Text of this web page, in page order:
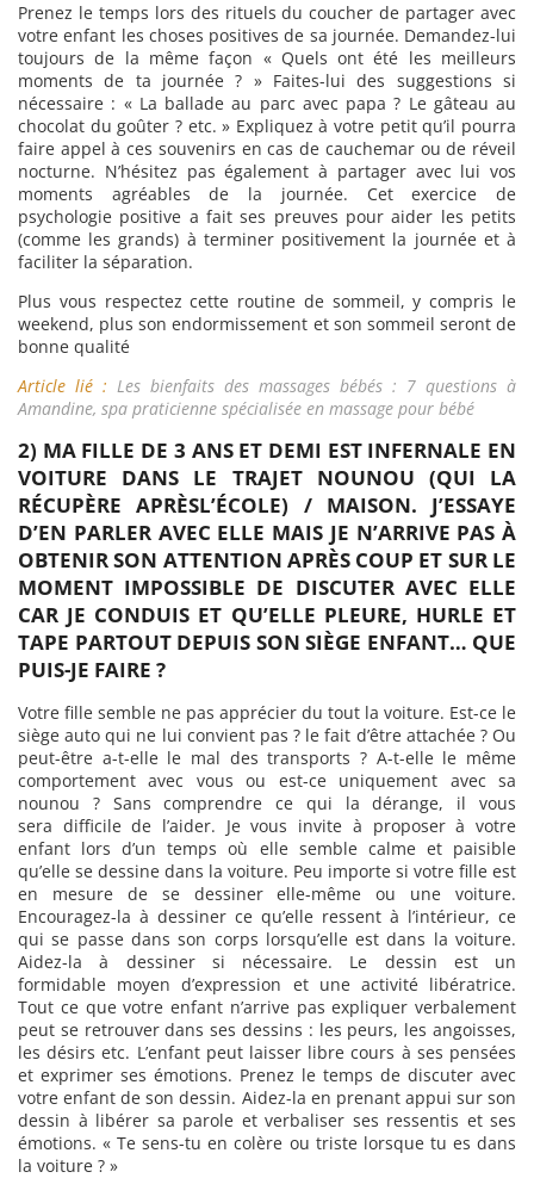
Prenez le temps lors des rituels du coucher de partager avec
votre enfant les choses positives de sa journée. Demandez-lui
toujours de la même façon « Quels ont été les meilleurs
moments de ta journée ? » Faites-lui des suggestions si
nécessaire : « La ballade au parc avec papa ? Le gâteau au
chocolat du goûter ? etc. » Expliquez à votre petit qu’il pourra
faire appel à ces souvenirs en cas de cauchemar ou de réveil
nocturne. N’hésitez pas également à partager avec lui vos
moments agréables de la journée. Cet exercice de
psychologie positive a fait ses preuves pour aider les petits
(comme les grands) à terminer positivement la journée et à
faciliter la séparation.
Plus vous respectez cette routine de sommeil, y compris le
weekend, plus son endormissement et son sommeil seront de
bonne qualité
Article lié : Les bienfaits des massages bébés : 7 questions à
Amandine, spa praticienne spécialisée en massage pour bébé
2) MA FILLE DE 3 ANS ET DEMI EST INFERNALE EN
VOITURE DANS LE TRAJET NOUNOU (QUI LA
RÉCUPÈRE APRÈSL’ÉCOLE) / MAISON. J’ESSAYE
D’EN PARLER AVEC ELLE MAIS JE N’ARRIVE PAS À
OBTENIR SON ATTENTION APRÈS COUP ET SUR LE
MOMENT IMPOSSIBLE DE DISCUTER AVEC ELLE
CAR JE CONDUIS ET QU’ELLE PLEURE, HURLE ET
TAPE PARTOUT DEPUIS SON SIÈGE ENFANT… QUE
PUIS-JE FAIRE ?
Votre fille semble ne pas apprécier du tout la voiture. Est-ce le
siège auto qui ne lui convient pas ? le fait d’être attachée ? Ou
peut-être a-t-elle le mal des transports ? A-t-elle le même
comportement avec vous ou est-ce uniquement avec sa
nounou ? Sans comprendre ce qui la dérange, il vous
sera difficile de l’aider. Je vous invite à proposer à votre
enfant lors d’un temps où elle semble calme et paisible
qu’elle se dessine dans la voiture. Peu importe si votre fille est
en mesure de se dessiner elle-même ou une voiture.
Encouragez-la à dessiner ce qu’elle ressent à l’intérieur, ce
qui se passe dans son corps lorsqu’elle est dans la voiture.
Aidez-la à dessiner si nécessaire. Le dessin est un
formidable moyen d’expression et une activité libératrice.
Tout ce que votre enfant n’arrive pas expliquer verbalement
peut se retrouver dans ses dessins : les peurs, les angoisses,
les désirs etc. L’enfant peut laisser libre cours à ses pensées
et exprimer ses émotions. Prenez le temps de discuter avec
votre enfant de son dessin. Aidez-la en prenant appui sur son
dessin à libérer sa parole et verbaliser ses ressentis et ses
émotions. « Te sens-tu en colère ou triste lorsque tu es dans
la voiture ? »